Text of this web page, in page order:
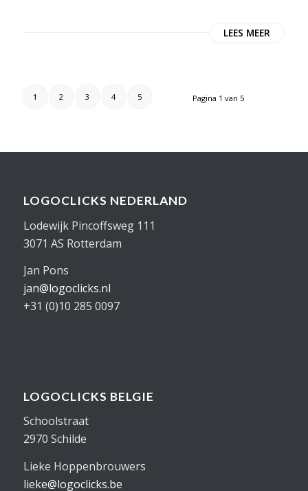
LEES MEER
Pagina 1 van 5
1 2 3 4 5
LOGOCLICKS NEDERLAND
Lodewijk Pincoffsweg 111
3071 AS Rotterdam
Jan Pons
jan@logoclicks.nl
+31 (0)10 285 0097
LOGOCLICKS BELGIE
Schoolstraat
2970 Schilde
Lieke Hoppenbrouwers
lieke@logoclicks.be